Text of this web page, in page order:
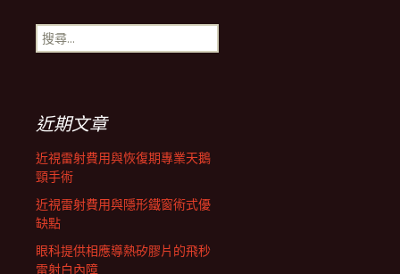
搜
尋
近期文章
近視雷射費用與恢復期專業天鵝
頸手術
近視雷射費用與隱形鐵窗術式優
缺點
眼科提供相應導熱矽膠片的飛秒
雷射白內障